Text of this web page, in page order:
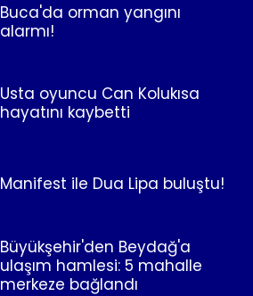
Buca'da orman yangını
alarmı!
Usta oyuncu Can Kolukısa
hayatını kaybetti
Manifest ile Dua Lipa buluştu!
Büyükşehir'den Beydağ'a
ulaşım hamlesi: 5 mahalle
merkeze bağlandı